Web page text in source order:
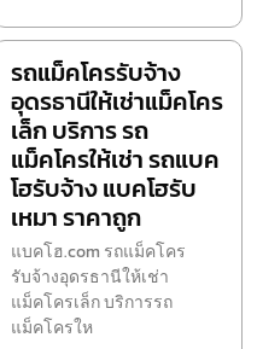
รถแม็คโครรับจ้าง
อุดรธานีให้เช่าแม็คโคร
เล็ก บริการ รถ
แม็คโครให้เช่า รถแบค
โฮรับจ้าง แบคโฮรับ
เหมา ราคาถูก
แบคโฮ.com รถแม็คโคร
รับจ้างอุดรธานีให้เช่า
แม็คโครเล็ก บริการรถ
แม็คโครให